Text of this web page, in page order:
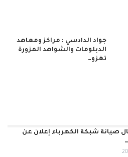
جواد الدادسي : مراكز ومعاهد
الدبلومات والشواهد المزورة
تغزو…
صيانة شبكة الكهرباء إعلان عن